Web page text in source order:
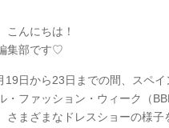
こんにちは！
集部です♡
19日から23日までの間、スペ
・ファッション・ウィーク（
さまざまなドレスショーの様子